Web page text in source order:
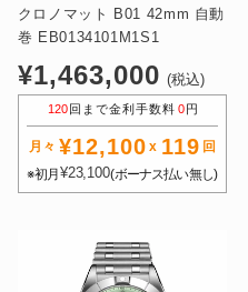
クロノマット B01 42mm 自動
巻 EB0134101M1S1
通
常
価
格
¥1,463,000 (税込)
120 回まで金利手数料 0 円
月々 ¥12,100 x 119 回
※初月¥23,100(ボーナス払い無し)